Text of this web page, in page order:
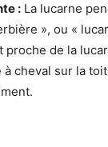
: La lucarne
», ou «
de la
cheval sur la